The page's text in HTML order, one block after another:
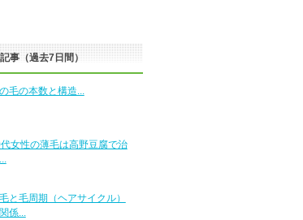
事（過去7日間）
毛の本数と構造...
女性の薄毛は高野豆腐で治
と毛周期（ヘアサイクル）
係...